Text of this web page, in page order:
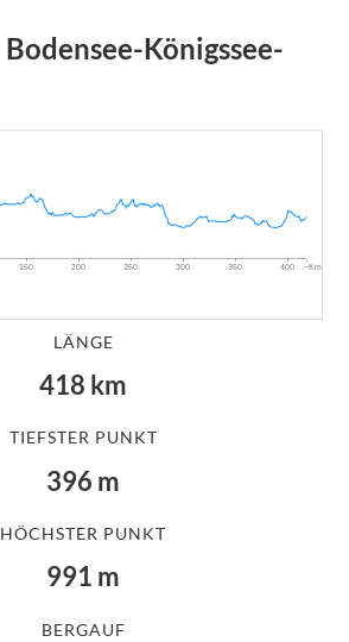
Bodensee-Königssee-
150 200 250 300 350 400 ~Km
LÄNGE
418 km
TIEFSTER PUNKT
396 m
HÖCHSTER PUNKT
991 m
BERGAUF